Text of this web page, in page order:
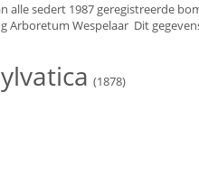
alle sedert 1987 geregistreerde
Arboretum Wespelaar Dit
(1878)